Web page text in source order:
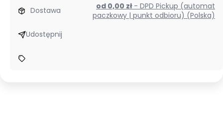
Dostawa od 0,00 zł - DPD Pickup (automat
paczkowy | punkt odbioru) (Polska)
Udostępnij